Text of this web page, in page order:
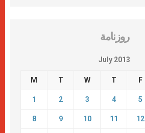
روزنامة
July 2013
M T W T F
1 2 3 4 5
8 9 10 11 12